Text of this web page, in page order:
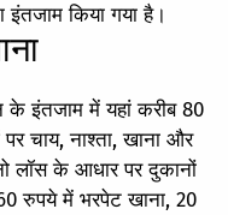
किया गया है।
के इंतजाम में यहां करीब 80
चाय, नाश्ता, खाना और
लॉस के आधार पर दुकानों
रुपये में भरपेट खाना, 20